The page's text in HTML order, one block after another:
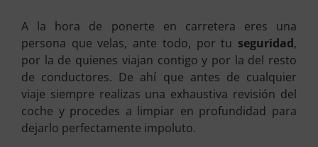
A la hora de ponerte en carretera eres una
persona que velas, ante todo, por tu seguridad,
por la de quienes viajan contigo y por la del resto
de conductores. De ahí que antes de cualquier
viaje siempre realizas una exhaustiva revisión del
coche y procedes a limpiar en profundidad para
dejarlo perfectamente impoluto.